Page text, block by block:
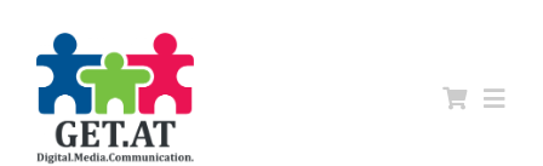
content